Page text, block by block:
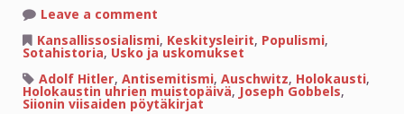
Leave a comment
lähti
paskapropagandasta
valeuutisista
Kansallissosialismi, Keskitysleirit, Populismi,
Sotahistoria, Usko ja uskomukset
Adolf Hitler, Antisemitismi, Auschwitz, Holokausti,
Holokaustin uhrien muistopäivä, Joseph Gobbels,
Siionin viisaiden pöytäkirjat